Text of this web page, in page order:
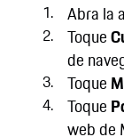
Abra la
Toque
de
Toque
Toque
web de